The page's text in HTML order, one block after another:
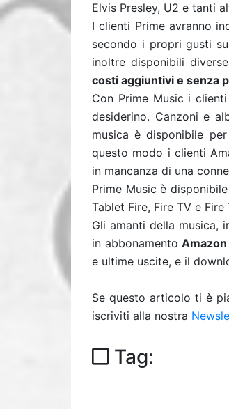
Elvis Presley, U2 e tanti
I clienti Prime avranno
secondo i propri gusti
inoltre disponibili
costi aggiuntivi e senza
Con Prime Music i
desiderino. Canzoni e
musica è disponibile
questo modo i clienti
in mancanza di una
Prime Music è
Tablet Fire, Fire TV e Fire
Gli amanti della musica,
in abbonamento
e ultime uscite, e il
Se questo articolo ti è
iscriviti alla nostra
Tag: